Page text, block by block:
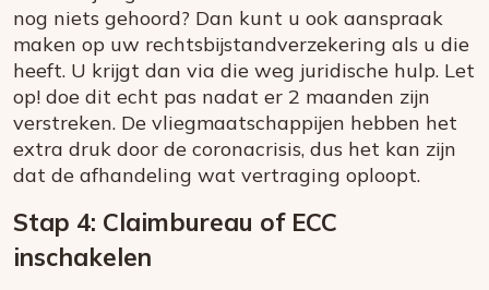
nog niets gehoord? Dan kunt u ook aanspraak
maken op uw rechtsbijstandverzekering als u die
heeft. U krijgt dan via die weg juridische hulp. Let
op! doe dit echt pas nadat er 2 maanden zijn
verstreken. De vliegmaatschappijen hebben het
extra druk door de coronacrisis, dus het kan zijn
dat de afhandeling wat vertraging oploopt.
Stap 4: Claimbureau of ECC
inschakelen